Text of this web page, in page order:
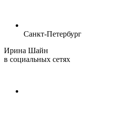
Санкт-Петербург
Ирина Шайн
в социальных сетях